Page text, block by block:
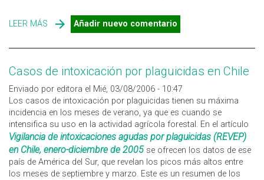
LEER MÁS SOBRE CONTROL DE CUCARACHAS CON CEBOS
Añadir nuevo comentario
Casos de intoxicación por plaguicidas en Chile
Enviado por editora el Mié, 03/08/2006 - 10:47
Los casos de intoxicación por plaguicidas tienen su máxima
incidencia en los meses de verano, ya que es cuando se
intensifica su uso en la actividad agrícola forestal. En el artículo
Vigilancia de intoxicaciones agudas por plaguicidas (REVEP)
en Chile, enero-diciembre de 2005 se ofrecen los datos de ese
país de América del Sur, que revelan los picos más altos entre
los meses de septiembre y marzo. Este es un resumen de los